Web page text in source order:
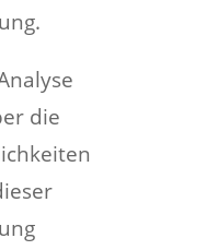
die